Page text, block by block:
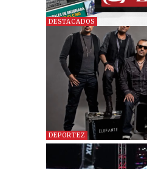
DESTACADOS
DEPORTEZ